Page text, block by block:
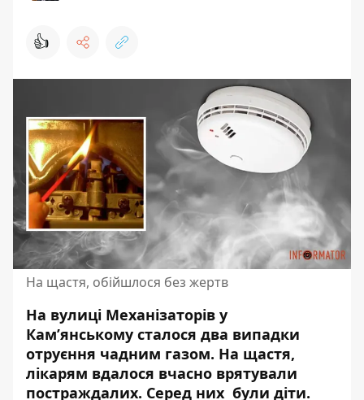
👍
На щастя, обійшлося без жертв
На вулиці Механізаторів у
Кам’янському сталося два випадки
отруєння чадним газом. На щастя,
лікарям вдалося вчасно врятували
постраждалих. Серед них були діти.